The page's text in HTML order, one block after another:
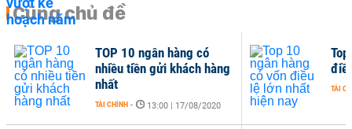
Cùng chủ đề
TOP 10 ngân hàng có
nhiều tiền gửi khách hàng
nhất
TÀI CHÍNH - 13:00 | 17/08/2020
TÀI